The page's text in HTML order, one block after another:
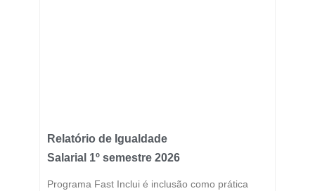
Relatório de Igualdade
Salarial 1º semestre 2026
Programa Fast Inclui é inclusão como prática